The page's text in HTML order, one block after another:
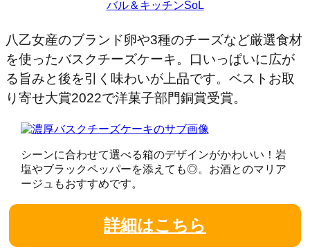
バル＆キッチンSoL
八乙女産のブランド卵や3種のチーズなど厳選食材
を使ったバスクチーズケーキ。口いっぱいに広が
る旨みと後を引く味わいが上品です。ベストお取
り寄せ大賞2022で洋菓子部門銅賞受賞。
シーンに合わせて選べる箱のデザインがかわいい！岩
塩やブラックペッパーを添えても◎。お酒とのマリア
ージュもおすすめです。
詳細はこちら